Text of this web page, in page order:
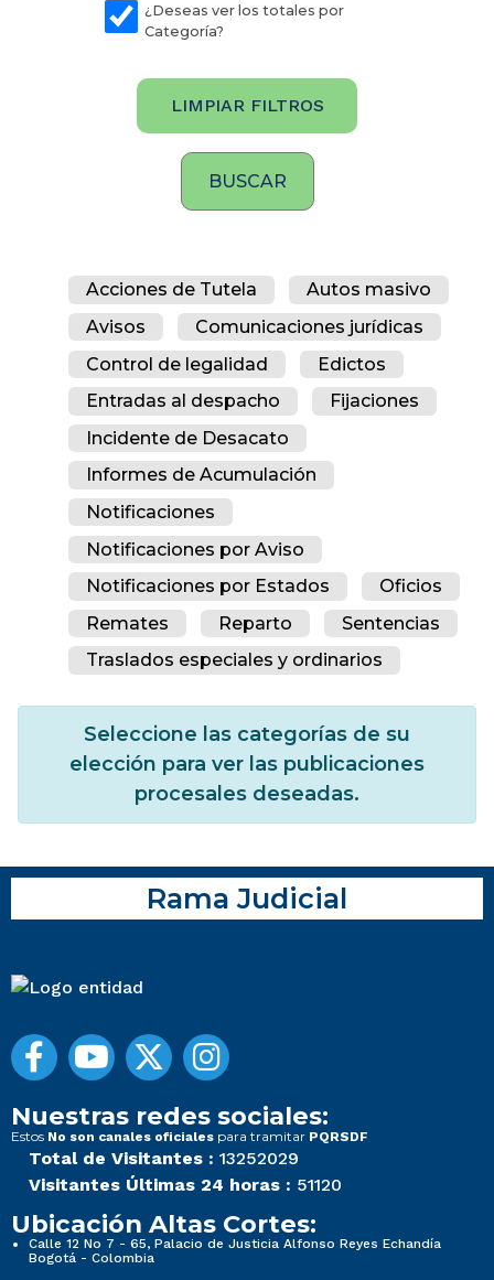
¿Deseas ver los totales por
Categoría?
LIMPIAR FILTROS
Acciones de Tutela
Autos masivo
Avisos
Comunicaciones jurídicas
Control de legalidad
Edictos
Entradas al despacho
Fijaciones
Incidente de Desacato
Informes de Acumulación
Notificaciones
Notificaciones por Aviso
Notificaciones por Estados
Oficios
Remates
Reparto
Sentencias
Traslados especiales y ordinarios
Seleccione las categorías de su
elección para ver las publicaciones
procesales deseadas.
Rama Judicial
Nuestras redes sociales:
Estos No son canales oficiales para tramitar PQRSDF
Total de Visitantes : 13252029
Visitantes Últimas 24 horas : 51120
Ubicación Altas Cortes:
Calle 12 No 7 - 65, Palacio de Justicia Alfonso Reyes Echandía
Bogotá - Colombia